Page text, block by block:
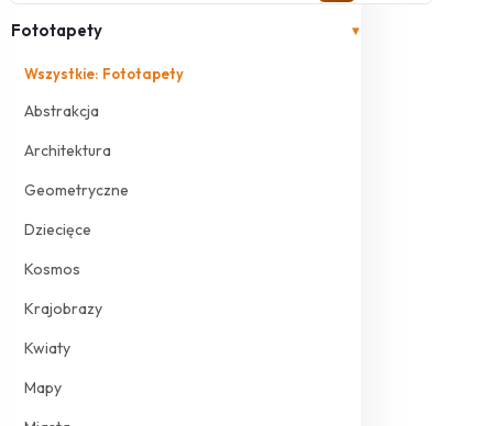
Fototapety ▾
Wszystkie: Fototapety
Abstrakcja
Architektura
Geometryczne
Dziecięce
Kosmos
Krajobrazy
Kwiaty
Mapy